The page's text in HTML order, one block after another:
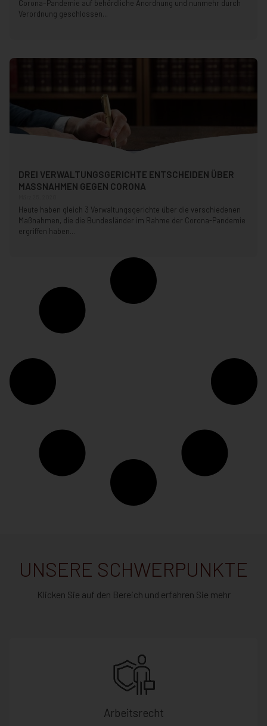
Corona–Pandemie auf behördliche Anordnung und nunmehr durch
Verordnung geschlossen...
DREI VERWALTUNGSGERICHTE ENTSCHEIDEN ÜBER
MASSNAHMEN GEGEN CORONA
Heute haben gleich 3 Verwaltungsgerichte über die verschiedenen
Maßnahmen, die die Bundesländer im Rahme der Corona-Pandemie
ergriffen haben...
UNSERE SCHWERPUNKTE
Klicken Sie auf den Bereich und erfahren Sie mehr
Arbeitsrecht